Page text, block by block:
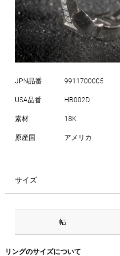
JPN品番 9911700005
USA品番 HB002D
素材 18K
原産国 アメリカ
サイズ
幅
リングのサイズについて